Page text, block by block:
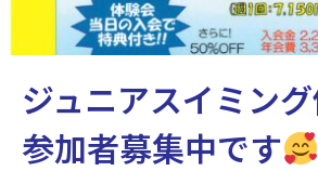
ジュニアスイミング
参加者募集中です